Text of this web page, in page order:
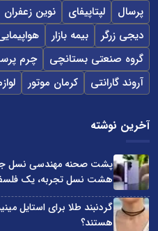
پرسال
لپتاپیفای نوین زعفران
دیجی زرگر
بیمه بازار
گروه صنعتی بستانچی
چرم
آروند گارانتی
کرمان موتور
آخرین نوشته
هشت نسل تجربه، یک
گردنبند طلا برای استایل
هستند؟